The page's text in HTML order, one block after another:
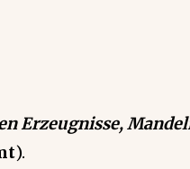
Erzeugnisse,
).